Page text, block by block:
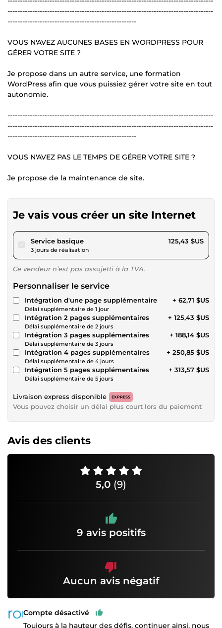
-----------------------------------------------------------------------------------
----------------------------------------------------
VOUS N'AVEZ AUCUNES BASES EN WORDPRESS POUR
GÉRER VOTRE SITE ?
Je propose dans un autre service, une formation
WordPress afin que vous puissiez gérer votre site en tout
autonomie.
-----------------------------------------------------------------------------------
-----------------------------------------------------------------------------------
----------------------------------------------------
VOUS N'AVEZ PAS LE TEMPS DE GÉRER VOTRE SITE ?
Je propose de la maintenance de site.
Je vais vous créer un site Internet
Service basiquepour 115,60 $US
3 jours de réalisation
125,43 $US
Ce vendeur n’est pas assujetti à la TVA.
Personnaliser le service
Intégration d'une page supplémentaire
Délai supplémentaire de 1 jour
+ 62,71 $US
Intégration 2 pages supplémentaires
Délai supplémentaire de 2 jours
+ 125,43 $US
Intégration 3 pages supplémentaires
Délai supplémentaire de 3 jours
+ 188,14 $US
Intégration 4 pages supplémentaires
Délai supplémentaire de 4 jours
+ 250,85 $US
Intégration 5 pages supplémentaires
Délai supplémentaire de 5 jours
+ 313,57 $US
Livraison express disponible EXPRESS
Vous pouvez choisir un délai plus court lors du paiement
Avis des clients
5,0 (9)
9 avis positifs
Aucun avis négatif
Compte désactivé
Toujours à la hauteur des défis, continuer ainsi, nous